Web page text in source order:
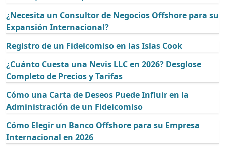
¿Necesita un Consultor de Negocios Offshore para su
Expansión Internacional?
Registro de un Fideicomiso en las Islas Cook
¿Cuánto Cuesta una Nevis LLC en 2026? Desglose
Completo de Precios y Tarifas
Cómo una Carta de Deseos Puede Influir en la
Administración de un Fideicomiso
Cómo Elegir un Banco Offshore para su Empresa
Internacional en 2026